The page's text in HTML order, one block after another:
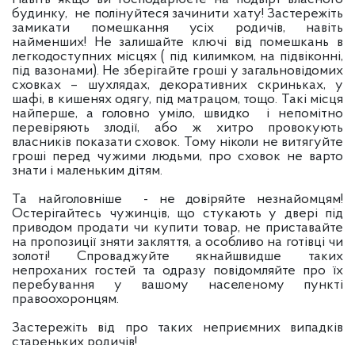
будинку, не полінуйтеся зачинити хату! Застережіть
замикати помешкання усіх родичів, навіть
найменших! Не залишайте ключі від помешкань в
легкодоступних місцях ( під килимком, на підвіконні,
під вазонами). Не зберігайте гроші у загальновідомих
сховках – шухлядах, декоративних скриньках, у
шафі, в кишенях одягу, під матрацом, тощо. Такі місця
найперше, а головно уміло, швидко і непомітно
перевіряють злодії, або ж хитро провокують
власників показати сховок. Тому ніколи не витягуйте
гроші перед чужими людьми, про сховок не варто
знати і маленьким дітям.
Та найголовніше - не довіряйте незнайомцям!
Остерігайтесь чужинців, що стукають у двері під
приводом продати чи купити товар, не приставайте
на пропозиції зняти закляття, а особливо на готівці чи
золоті! Спроваджуйте якнайшвидше таких
непроханих гостей та одразу повідомляйте про їх
перебування у вашому населеному пункті
правоохоронцям.
Застережіть від про таких неприємних випадків